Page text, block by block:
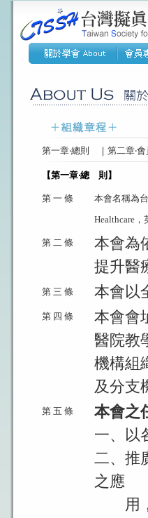
第一章‧總則 ｜ 第二章‧會
【第一章‧總 則】
第 一 條
本會名稱為
Healthcare，
第 二 條
本會為
提升醫
第 三 條 本會以
第 四 條
本會會
醫院教
機構組
及分支
第 五 條
本會之
一、以
二、推
之應
用，